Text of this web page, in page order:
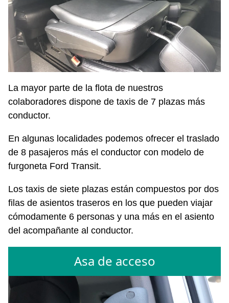
La mayor parte de la flota de nuestros
colaboradores dispone de taxis de 7 plazas más
conductor.
En algunas localidades podemos ofrecer el traslado
de 8 pasajeros más el conductor con modelo de
furgoneta Ford Transit.
Los taxis de siete plazas están compuestos por dos
filas de asientos traseros en los que pueden viajar
cómodamente 6 personas y una más en el asiento
del acompañante al conductor.
Asa de acceso